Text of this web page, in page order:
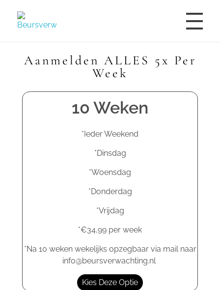
Aanmelden ALLES 5x Per
Week
10 Weken
*Ieder Weekend
*Dinsdag
*Woensdag
*Donderdag
*Vrijdag
*€34,99 per week
*Na 10 weken wekelijks opzegbaar via mail naar
info@beursverwachting.nl
Kies Deze Optie